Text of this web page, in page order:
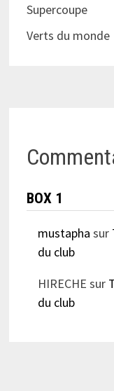
Supercoupe
Verts du monde
BOX 1
mustapha sur
du club
HIRECHE sur
du club